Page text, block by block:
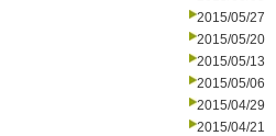
2015/05/27
2015/05/20
2015/05/13
2015/05/06
2015/04/29
2015/04/21